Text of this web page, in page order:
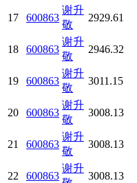
17 600863
谢升
敬
2929.61
18 600863
谢升
敬
2946.32
19 600863
谢升
敬
3011.15
20 600863
谢升
敬
3008.13
21 600863
谢升
敬
3008.13
22 600863
谢升
3008.13